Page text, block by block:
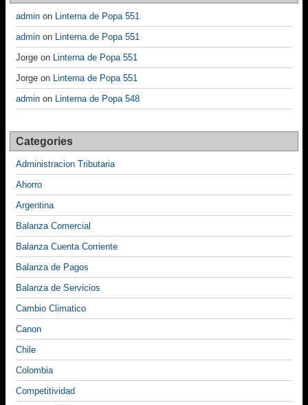
admin on
Linterna de Popa 551
admin on
Linterna de Popa 551
Jorge on
Linterna de Popa 551
Jorge on
Linterna de Popa 551
admin on Linterna de Popa 548
Categories
Administracion Tributaria
Ahorro
Argentina
Balanza Comercial
Balanza Cuenta Corriente
Balanza de Pagos
Balanza de Servicios
Cambio Climatico
Canon
Chile
Colombia
Competitividad